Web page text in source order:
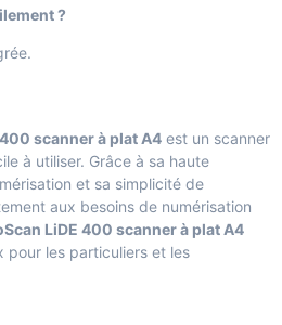
?
scanner à plat A4 est un scanner
à utiliser. Grâce à sa haute
et sa simplicité de
aux besoins de numérisation
LiDE 400 scanner à plat A4
pour les particuliers et les